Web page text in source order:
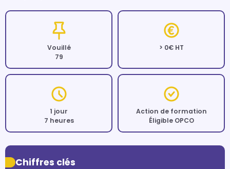
Vouillé
79
> 0€ HT
1 jour
7 heures
Action de formation
Éligible OPCO
Chiffres clés